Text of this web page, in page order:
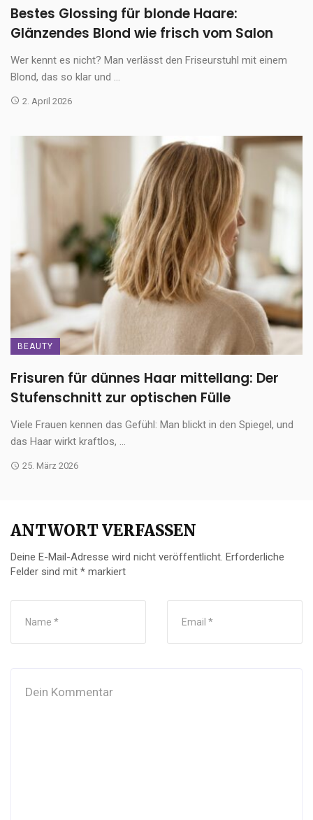
Bestes Glossing für blonde Haare:
Glänzendes Blond wie frisch vom Salon
Wer kennt es nicht? Man verlässt den Friseurstuhl mit einem
Blond, das so klar und ...
2. April 2026
BEAUTY
Frisuren für dünnes Haar mittellang: Der
Stufenschnitt zur optischen Fülle
Viele Frauen kennen das Gefühl: Man blickt in den Spiegel, und
das Haar wirkt kraftlos, ...
25. März 2026
ANTWORT VERFASSEN
Deine E-Mail-Adresse wird nicht veröffentlicht. Erforderliche
Felder sind mit * markiert